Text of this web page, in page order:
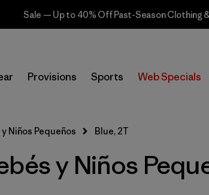
Sale — Up to 40% Off Past-Season Clothing
Provisions Sports Web Specials
Selecciona una tienda
Filtrar por
Price
Filtrar por
Size 1
Niños Pequeños Blue, 2T
y Niños